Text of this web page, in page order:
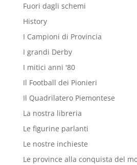
Fuori dagli schemi
History
I Campioni di Provincia
I grandi Derby
I mitici anni '80
Il Football dei Pionieri
Il Quadrilatero Piemontese
La nostra libreria
Le figurine parlanti
Le nostre inchieste
Le province alla conquista del